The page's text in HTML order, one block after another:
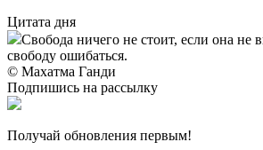
Цитата дня
Свобода ничего не стоит, если она не
свободу ошибаться.
© Махатма Ганди
Подпишись на рассылку
Получай обновления первым!